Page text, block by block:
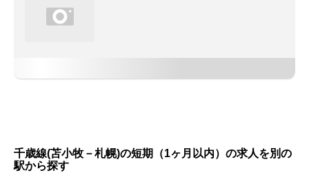
千歳線(苫小牧－札幌)の短期（1ヶ月以内）の求人を別の
駅から探す